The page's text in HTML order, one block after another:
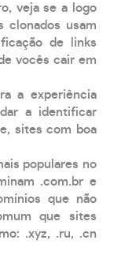
veja se a logo
clonados usam
de links
vocês cair em
a experiência
a identificar
sites com boa
populares no
.com.br e
que não
que sites
.xyz, .ru, .cn